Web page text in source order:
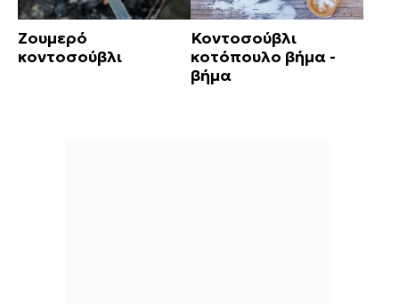
Ζουμερό
κοντοσούβλι
Κοντοσούβλι
κοτόπουλο βήμα -
βήμα